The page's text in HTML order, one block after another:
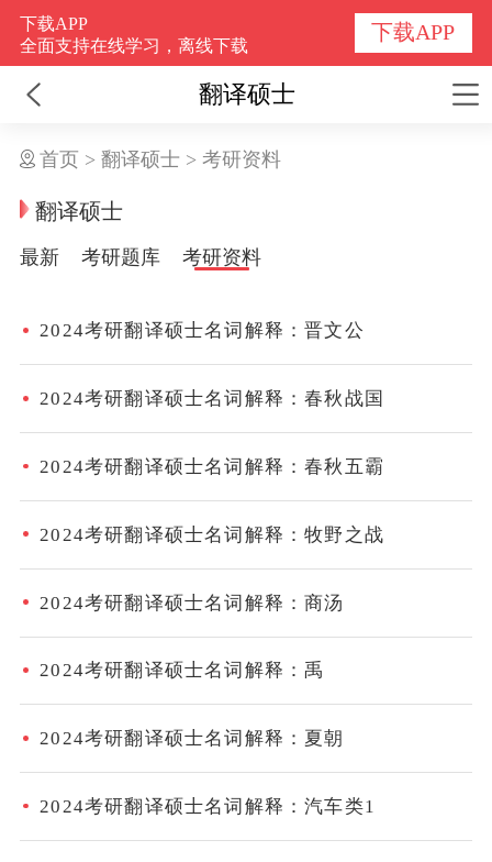
下载APP
全面支持在线学习，离线下载
下载APP
翻译硕士
首页 > 翻译硕士 > 考研资料
翻译硕士
最新 考研题库 考研资料
2024考研翻译硕士名词解释：晋文公
2024考研翻译硕士名词解释：春秋战国
2024考研翻译硕士名词解释：春秋五霸
2024考研翻译硕士名词解释：牧野之战
2024考研翻译硕士名词解释：商汤
2024考研翻译硕士名词解释：禹
2024考研翻译硕士名词解释：夏朝
2024考研翻译硕士名词解释：汽车类1